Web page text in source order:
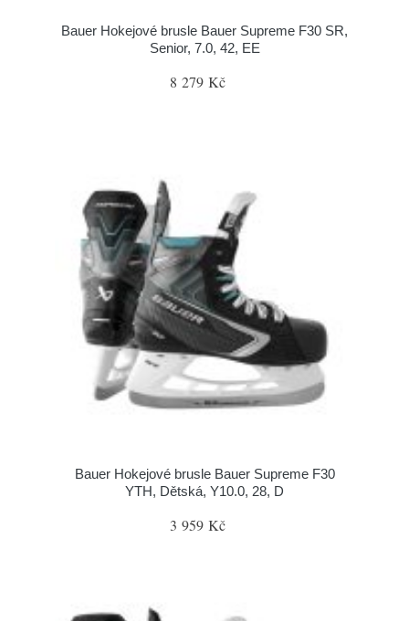
Bauer Hokejové brusle Bauer Supreme F30 SR,
Senior, 7.0, 42, EE
8 279 Kč
Bauer Hokejové brusle Bauer Supreme F30
YTH, Dětská, Y10.0, 28, D
3 959 Kč